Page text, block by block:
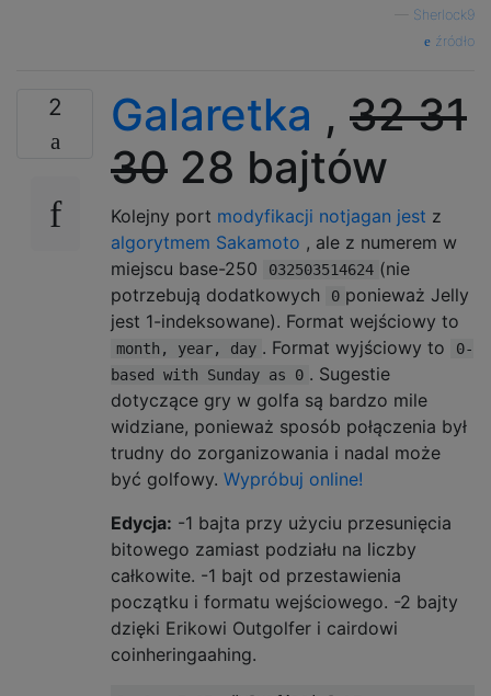
Sherlock9
źródło
2 Galaretka , 3231
30 28 bajtów
Kolejny port modyfikacji notjagan jest z
algorytmem Sakamoto , ale z numerem w
miejscu base-250
032503514624 (nie
potrzebują dodatkowych
0 ponieważ Jelly
jest 1-indeksowane). Format wejściowy to
month, year, day . Format wyjściowy to
0-
based with Sunday as 0 . Sugestie
dotyczące gry w golfa są bardzo mile
widziane, ponieważ sposób połączenia był
trudny do zorganizowania i nadal może
być golfowy. Wypróbuj online!
Edycja: -1 bajta przy użyciu przesunięcia
bitowego zamiast podziału na liczby
całkowite. -1 bajt od przestawienia
początku i formatu wejściowego. -2 bajty
dzięki Erikowi Outgolfer i cairdowi
coinheringaahing.